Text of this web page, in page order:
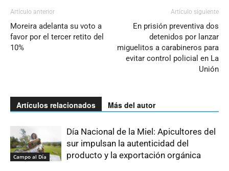
Artículo anterior
Moreira adelanta su voto a
favor por el tercer retito del
10%
Artículo siguiente
En prisión preventiva dos
detenidos por lanzar
miguelitos a carabineros para
evitar control policial en La
Unión
Artículos relacionados Más del autor
Campo al Día
Día Nacional de la Miel: Apicultores del
sur impulsan la autenticidad del
producto y la exportación orgánica